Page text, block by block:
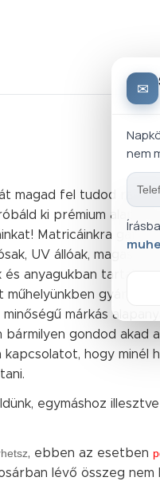
magad fel tudod
ki prémium
Matricáinkra
UV állóak, magas
anyagukban
műhelyünkben gyártjuk
márkás
bármilyen gondod akad
kapcsolatot, hogy minél
egymáshoz illesztve
, ebben az esetben
lévő összeg nem
✉
nem